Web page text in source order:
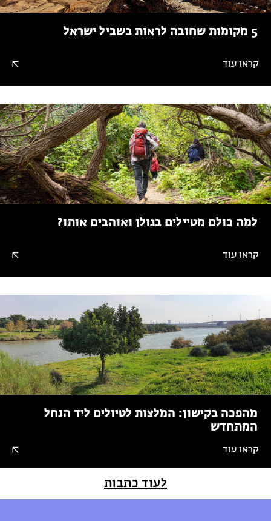
5 מקומות שחובה לראות בשביל ישראל
קראו עוד
למה כולם מטיילים בגולן ואוהבים אותו?
קראו עוד
מהפכה בקישון: המלצות לטיולים ליד הנחל
המתחדש
קראו עוד
לעוד כתבות